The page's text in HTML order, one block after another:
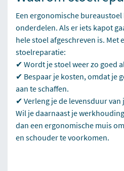
Een ergonomische bureaustoel
onderdelen. Als er iets kapot
hele stoel afgeschreven is. Met
stoelreparatie:
✔ Wordt je stoel weer zo goed
✔ Bespaar je kosten, omdat je
aan te schaffen.
✔ Verleng je de levensduur van
Wil je daarnaast je
dan een ergonomische muis
en schouder te voorkomen.